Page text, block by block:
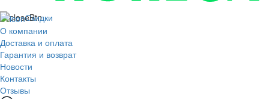
Скидки
О компании
Доставка и оплата
Гарантия и возврат
Новости
Контакты
Отзывы